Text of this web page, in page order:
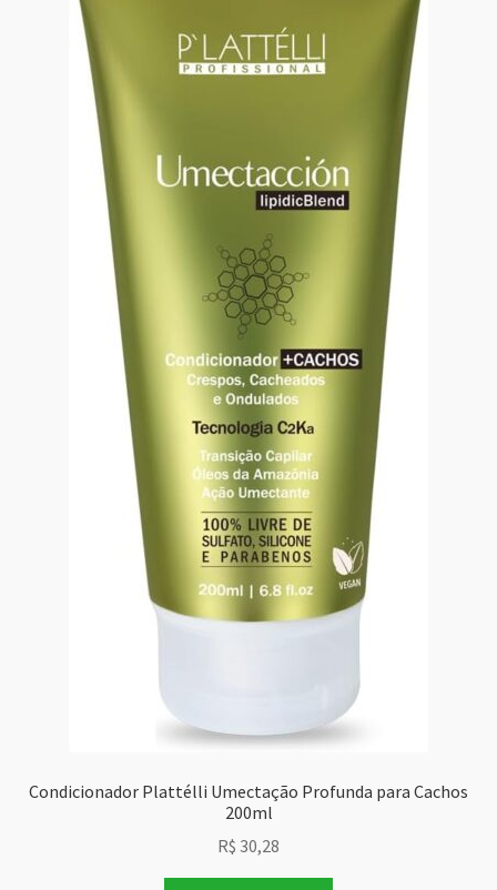
Condicionador Plattélli Umectação Profunda para Cachos
200ml
R$ 30,28